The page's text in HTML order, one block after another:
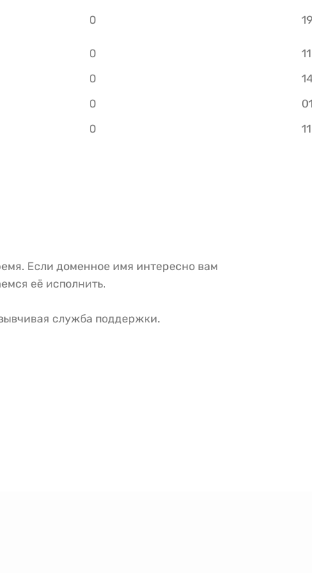
0
0
0
0
0
Если доменное имя интересно вам
её исполнить.
служба поддержки.